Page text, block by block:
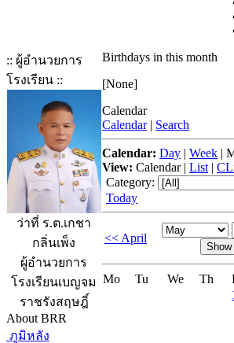
:: ผู้อำนวยการ
โรงเรียน ::
ว่าที่ ร.ต.เกชา
กลิ่นเพ็ง
ผู้อำนวยการ
โรงเรียนเบญจม
ราชรังสฤษฎิ์
About BRR
ภูมิหลัง
Birthdays in this month
[None]
Calendar
Calendar | Search
Calendar: Day | Week |
View: Calendar| List |
Category:
Today
<< April
Mo Tu We Th